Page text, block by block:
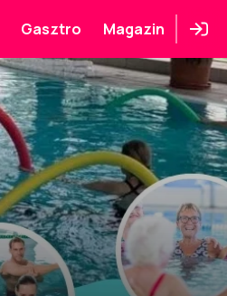
Gasztro Magazin